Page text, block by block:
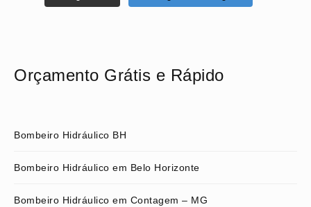
Orçamento Grátis e Rápido
Bombeiro Hidráulico BH
Bombeiro Hidráulico em Belo Horizonte
Bombeiro Hidráulico em Contagem – MG